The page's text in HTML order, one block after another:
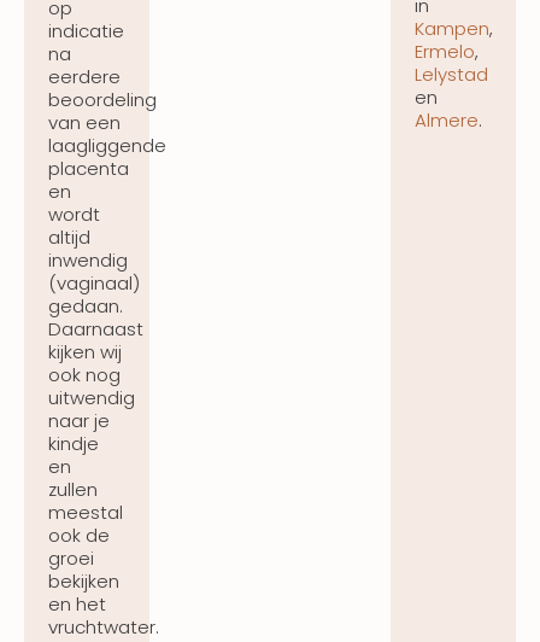
op
indicatie
na
eerdere
beoordeling
van een
laagliggende
placenta
en
wordt
altijd
inwendig
(vaginaal)
gedaan.
Daarnaast
kijken wij
ook nog
uitwendig
naar je
kindje
en
zullen
meestal
ook de
groei
bekijken
en het
vruchtwater.
in
Kampen,
Ermelo,
Lelystad
en
Almere.